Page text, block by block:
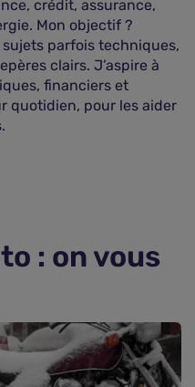
crédit, assurance,
Mon objectif ?
parfois techniques,
clairs. J’aspire à
financiers et
quotidien, pour les aider
: on vous